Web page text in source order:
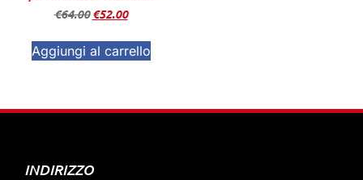
€64.00 €52.00
Aggiungi al carrello
INDIRIZZO